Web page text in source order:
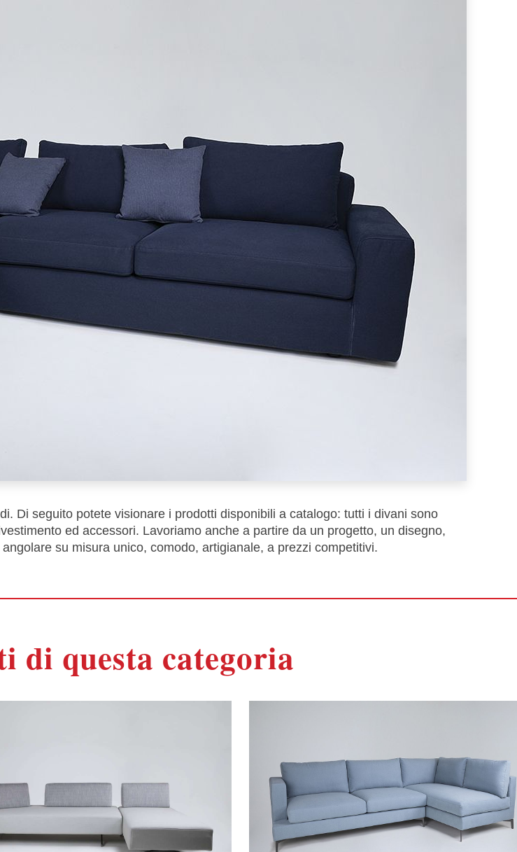
Di seguito potete visionare i prodotti disponibili a catalogo: tutti i divani sono
ed accessori. Lavoriamo anche a partire da un progetto, un disegno,
su misura unico, comodo, artigianale, a prezzi competitivi.
di questa categoria